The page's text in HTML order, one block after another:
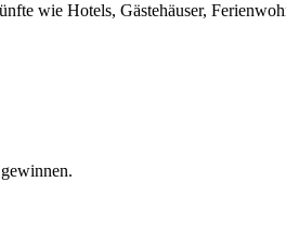
wie Hotels, Gästehäuser,